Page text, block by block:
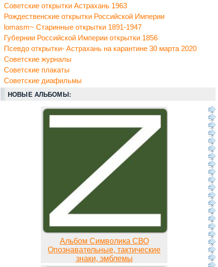
Советские открытки Астрахань 1963
Рождественские открытки Российской Империи
lomasm~ Старинные открытки 1891-1947
Губернии Российской Империи открытки 1856
Псевдо открытки- Астрахань на карантине 30 марта 2020
Советские журналы
Советские плакаты
Советские диафильмы
НОВЫЕ АЛЬБОМЫ:
Альбом Символика СВО
Опознавательные, тактические
знаки, эмблемы